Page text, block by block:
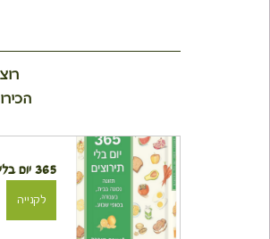
הכירו את
365 יום בלי תירוצים מהדורה דיגיטלית
לקנייה